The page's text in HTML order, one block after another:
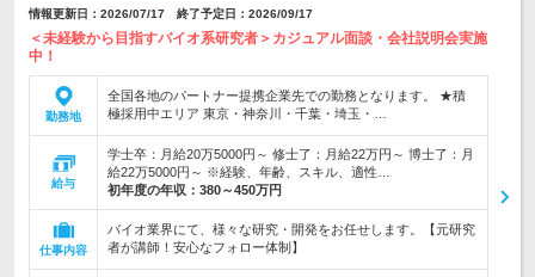
情報更新日：2026/07/17 終了予定日：2026/09/17
＜未経験から目指すバイオ系研究者＞カジュアル面談・会社説明会実施
中！
勤務地
全国各地のパートナー提携企業先での勤務となります。 ★積
極採用中エリア 東京・神奈川・千葉・埼玉・…
給与
学士卒：月給20万5000円～ 修士了：月給22万円～ 博士了：月
給22万5000円～ ※経験、年齢、スキル、適性…
初年度の年収： 380～450万円
仕事内容
バイオ業界にて、様々な研究・開発をお任せします。【元研究
者が講師！安心なフォロー体制】